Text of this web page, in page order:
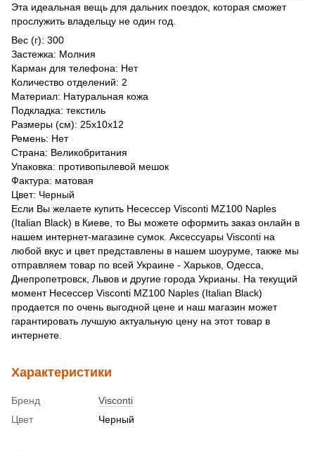
Эта идеальная вещь для дальних поездок, которая сможет
прослужить владельцу не один год.
Вес (г): 300
Застежка: Молния
Карман для телефона: Нет
Количество отделений: 2
Материал: Натуральная кожа
Подкладка: текстиль
Размеры (см): 25х10х12
Ремень: Нет
Страна: Великобритания
Упаковка: противопылевой мешок
Фактура: матовая
Цвет: Черный
Если Вы желаете купить Несессер Visconti MZ100 Naples
(Italian Black) в Киеве, то Вы можете оформить заказ онлайн в
нашем интернет-магазине сумок. Аксессуары Visconti на
любой вкус и цвет представлены в нашем шоуруме, также мы
отправляем товар по всей Украине - Харьков, Одесса,
Днепропетровск, Львов и другие города Укрианы. На текущий
момент Несессер Visconti MZ100 Naples (Italian Black)
продается по очень выгодной цене и наш магазин может
гарантировать лучшую актуальную цену на этот товар в
интернете.
Характеристики
Бренд
Visconti
Цвет
Черный